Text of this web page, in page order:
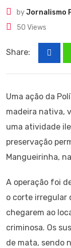
byJornalismo
50 Views
Share:
Uma ação da
madeira nativa,
uma atividade
preservação
Mangueirinha,
A operação foi
o corte irregular
chegarem ao
criminosa. Os
de mata, sendo